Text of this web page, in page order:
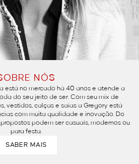
NÓS
está no mercado há 40 anos e atende a
do seu jeito de ser. Com seu mix de
vestidos, calças e saias a Gregory está
com muita qualidade e inovação. Do
podem ser casuais, modernos ou
para festa.
SABER MAIS